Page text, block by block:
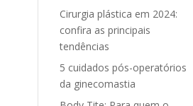
Cirurgia plástica em 2024:
confira as principais
tendências
5 cuidados pós-operatórios
da ginecomastia